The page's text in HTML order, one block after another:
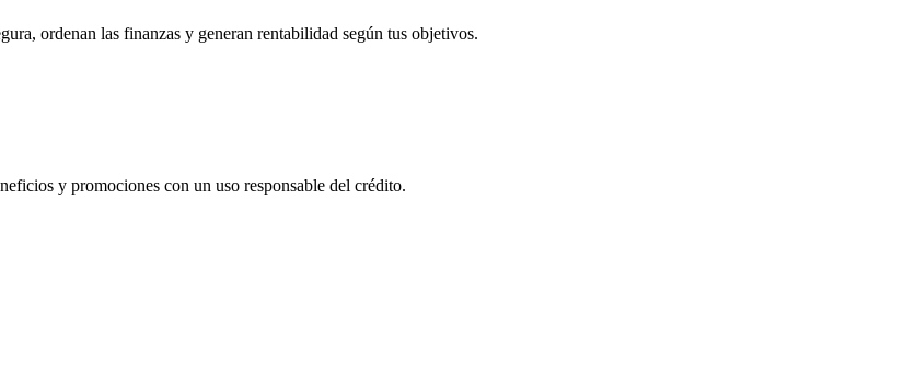
ordenan las finanzas y generan rentabilidad según tus objetivos.
y promociones con un uso responsable del crédito.